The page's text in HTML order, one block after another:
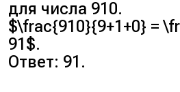
для числа 910.
$\frac{910}{9+1+0} =
91$.
Ответ: 91.